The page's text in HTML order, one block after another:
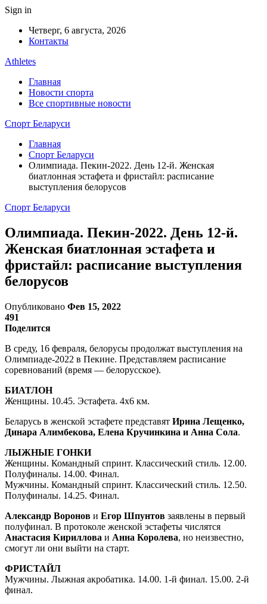
Sign in
Четверг, 6 августа, 2026
Контакты
Athletes
Главная
Новости спорта
Все спортивные новости
Спорт Беларуси
Главная
Спорт Беларуси
Олимпиада. Пекин-2022. День 12-й. Женская
биатлонная эстафета и фристайл: расписание
выступления белорусов
Спорт Беларуси
Олимпиада. Пекин-2022. День 12-й.
Женская биатлонная эстафета и
фристайл: расписание выступления
белорусов
Опубликовано Фев 15, 2022
491
Поделится
В среду, 16 февраля, белорусы продолжат выступления на
Олимпиаде-2022 в Пекине. Представляем расписание
соревнований (время — белорусское).
БИАТЛОН
Женщины. 10.45. Эстафета. 4х6 км.
Беларусь в женской эстафете представят Ирина Лещенко,
Динара Алимбекова, Елена Кручинкина и Анна Сола.
ЛЫЖНЫЕ ГОНКИ
Женщины. Командный спринт. Классический стиль. 12.00.
Полуфиналы. 14.00. Финал.
Мужчины. Командный спринт. Классический стиль. 12.50.
Полуфиналы. 14.25. Финал.
Александр Воронов и Егор Шпунтов заявлены в первый
полуфинал. В протоколе женской эстафеты числятся
Анастасия Кириллова и Анна Королева, но неизвестно,
смогут ли они выйти на старт.
ФРИСТАЙЛ
Мужчины. Лыжная акробатика. 14.00. 1-й финал. 15.00. 2-й
финал.